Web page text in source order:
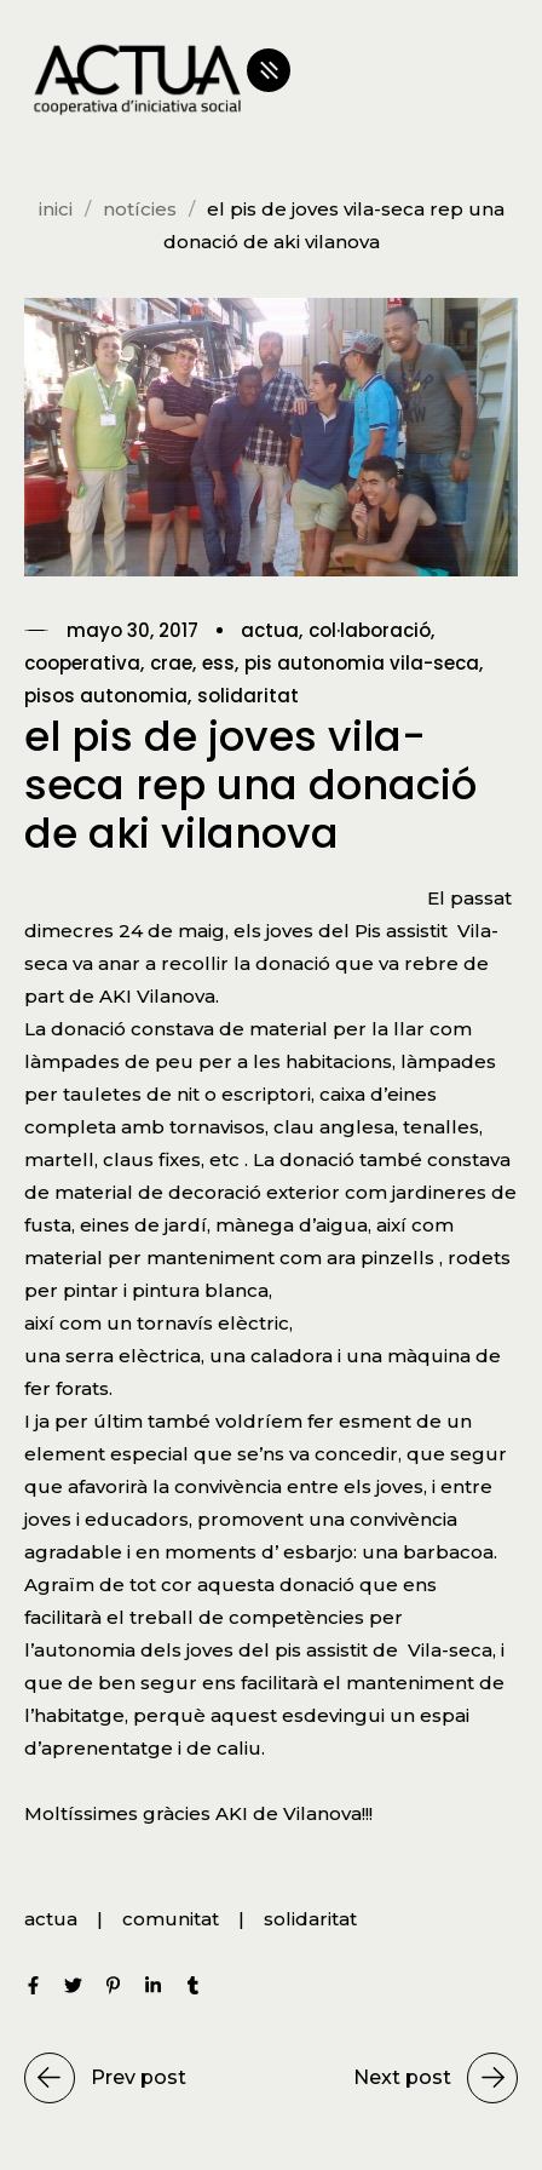
inici notícies
el pis de joves vila-seca rep una
donació de aki vilanova
mayo 30, 2017 actua col·laboració
cooperativa crae ess pis autonomia vila-seca
pisos autonomia solidaritat
el pis de joves vila-
seca rep una donació
de aki vilanova
El passat
dimecres 24 de maig, els joves del Pis assistit Vila-
seca va anar a recollir la donació que va rebre de
part de AKI Vilanova.
La donació constava de material per la llar com
làmpades de peu per a les habitacions, làmpades
per tauletes de nit o escriptori, caixa d’eines
completa amb tornavisos, clau anglesa, tenalles,
martell, claus fixes, etc . La donació també constava
de material de decoració exterior com jardineres de
fusta, eines de jardí, mànega d’aigua, així com
material per manteniment com ara pinzells , rodets
per pintar i pintura blanca,
així com un tornavís elèctric,
una serra elèctrica, una caladora i una màquina de
fer forats.
I ja per últim també voldríem fer esment de un
element especial que se’ns va concedir, que segur
que afavorirà la convivència entre els joves, i entre
joves i educadors, promovent una convivència
agradable i en moments d’ esbarjo: una barbacoa.
Agraïm de tot cor aquesta donació que ens
facilitarà el treball de competències per
l’autonomia dels joves del pis assistit de Vila-seca, i
que de ben segur ens facilitarà el manteniment de
l’habitatge, perquè aquest esdevingui un espai
d’aprenentatge i de caliu.
Moltíssimes gràcies AKI de Vilanova!!!
actua comunitat solidaritat
Prev post Next post